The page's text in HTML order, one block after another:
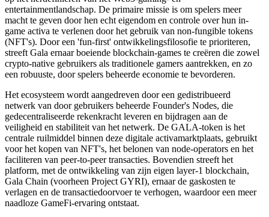
entertainmentlandschap. De primaire missie is om spelers meer
macht te geven door hen echt eigendom en controle over hun in-
game activa te verlenen door het gebruik van non-fungible tokens
(NFT's). Door een 'fun-first' ontwikkelingsfilosofie te prioriteren,
streeft Gala ernaar boeiende blockchain-games te creëren die zowel
crypto-native gebruikers als traditionele gamers aantrekken, en zo
een robuuste, door spelers beheerde economie te bevorderen.
Het ecosysteem wordt aangedreven door een gedistribueerd
netwerk van door gebruikers beheerde Founder's Nodes, die
gedecentraliseerde rekenkracht leveren en bijdragen aan de
veiligheid en stabiliteit van het netwerk. De GALA-token is het
centrale ruilmiddel binnen deze digitale activamarktplaats, gebruikt
voor het kopen van NFT's, het belonen van node-operators en het
faciliteren van peer-to-peer transacties. Bovendien streeft het
platform, met de ontwikkeling van zijn eigen layer-1 blockchain,
Gala Chain (voorheen Project GYRI), ernaar de gaskosten te
verlagen en de transactiedoorvoer te verhogen, waardoor een meer
naadloze GameFi-ervaring ontstaat.